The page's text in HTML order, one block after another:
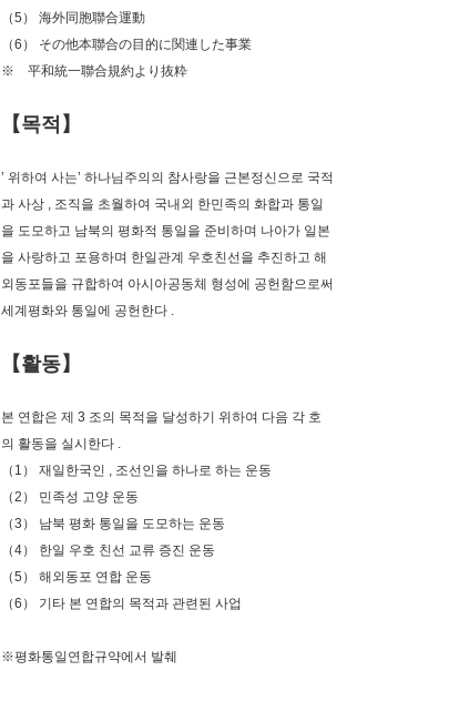
（5） 海外同胞聯合運動
（6） その他本聯合の目的に関連した事業
※ 平和統一聯合規約より抜粋
【목적】
’ 위하여 사는’ 하나님주의의 참사랑을 근본정신으로 국적
과 사상 , 조직을 초월하여 국내외 한민족의 화합과 통일
을 도모하고 남북의 평화적 통일을 준비하며 나아가 일본
을 사랑하고 포용하며 한일관계 우호친선을 추진하고 해
외동포들을 규합하여 아시아공동체 형성에 공헌함으로써
세계평화와 통일에 공헌한다 .
【활동】
본 연합은 제 3 조의 목적을 달성하기 위하여 다음 각 호
의 활동을 실시한다 .
（1） 재일한국인 , 조선인을 하나로 하는 운동
（2） 민족성 고양 운동
（3） 남북 평화 통일을 도모하는 운동
（4） 한일 우호 친선 교류 증진 운동
（5） 해외동포 연합 운동
（6） 기타 본 연합의 목적과 관련된 사업
※평화통일연합규약에서 발췌